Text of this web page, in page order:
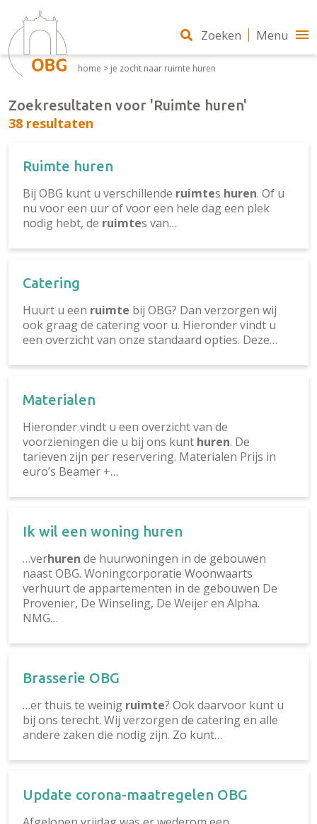
home > je zocht naar ruimte huren
Zoekresultaten voor 'Ruimte huren'
38 resultaten
Ruimte huren
Bij OBG kunt u verschillende ruimtes huren. Of u
nu voor een uur of voor een hele dag een plek
nodig hebt, de ruimtes van…
Catering
Huurt u een ruimte bij OBG? Dan verzorgen wij
ook graag de catering voor u. Hieronder vindt u
een overzicht van onze standaard opties. Deze…
Materialen
Hieronder vindt u een overzicht van de
voorzieningen die u bij ons kunt huren. De
tarieven zijn per reservering. Materialen Prijs in
euro’s Beamer +…
Ik wil een woning huren
…verhuren de huurwoningen in de gebouwen
naast OBG. Woningcorporatie Woonwaarts
verhuurt de appartementen in de gebouwen De
Provenier, De Winseling, De Weijer en Alpha.
NMG…
Brasserie OBG
…er thuis te weinig ruimte? Ook daarvoor kunt u
bij ons terecht. Wij verzorgen de catering en alle
andere zaken die nodig zijn. Zo kunt…
Update corona-maatregelen OBG
Zoeken Menu